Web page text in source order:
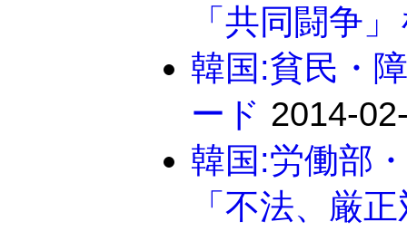
「共同闘争
韓国:貧民・
ード 2014-
韓国:労働部
「不法、厳